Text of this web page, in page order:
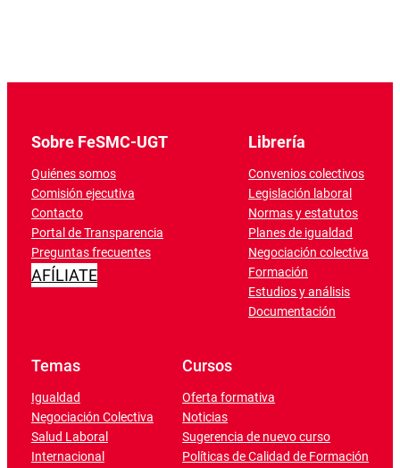
Sobre FeSMC-UGT
Quiénes somos
Comisión ejecutiva
Contacto
Portal de Transparencia
Preguntas frecuentes
AFÍLIATE
Librería
Convenios colectivos
Legislación laboral
Normas y estatutos
Planes de igualdad
Negociación colectiva
Formación
Estudios y análisis
Documentación
Temas
Igualdad
Negociación Colectiva
Salud Laboral
Internacional
Cursos
Oferta formativa
Noticias
Sugerencia de nuevo curso
Políticas de Calidad de Formación